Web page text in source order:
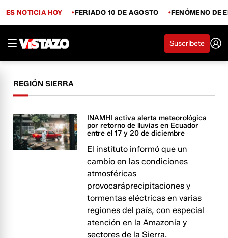
ES NOTICIA HOY FERIADO 10 DE AGOSTO FENÓMENO DE
Suscríbete
REGIÓN SIERRA
INAMHI activa alerta meteorológica
por retorno de lluvias en Ecuador
entre el 17 y 20 de diciembre
El instituto informó que un
cambio en las condiciones
atmosféricas
provocaráprecipitaciones y
tormentas eléctricas en varias
regiones del país, con especial
atención en la Amazonía y
sectores de la Sierra.